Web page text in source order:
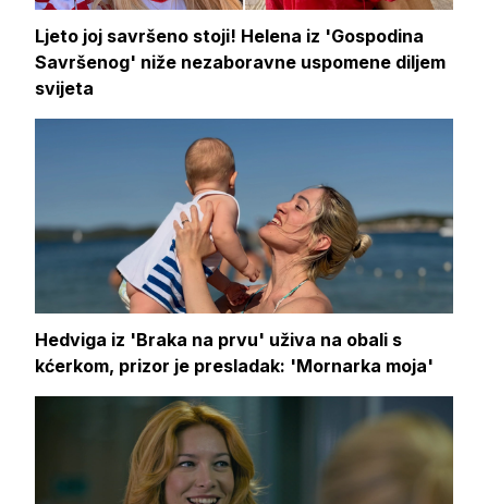
Ljeto joj savršeno stoji! Helena iz 'Gospodina
Savršenog' niže nezaboravne uspomene diljem
svijeta
Hedviga iz 'Braka na prvu' uživa na obali s
kćerkom, prizor je presladak: 'Mornarka moja'